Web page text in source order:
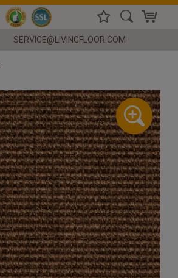
SERVICE@LIVINGFLOOR.COM